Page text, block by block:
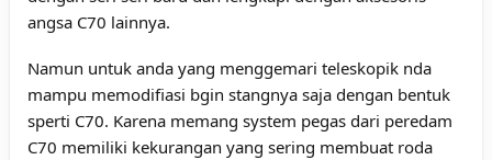
angsa C70 lainnya.
Namun untuk anda yang menggemari teleskopik nda
mampu memodifiasi bgin stangnya saja dengan bentuk
sperti C70. Karena memang system pegas dari peredam
C70 memiliki kekurangan yang sering membuat roda